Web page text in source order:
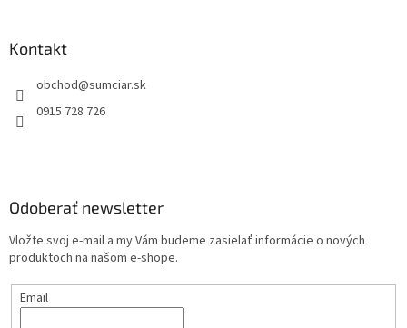
Kontakt
obchod@sumciar.sk
0915 728 726
Odoberať newsletter
Vložte svoj e-mail a my Vám budeme zasielať informácie o nových
produktoch na našom e-shope.
Email